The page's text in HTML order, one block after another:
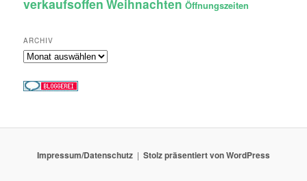
verkaufsoffen Weihnachten Öffnungszeiten
ARCHIV
Archiv
Impressum/Datenschutz Stolz präsentiert von WordPress